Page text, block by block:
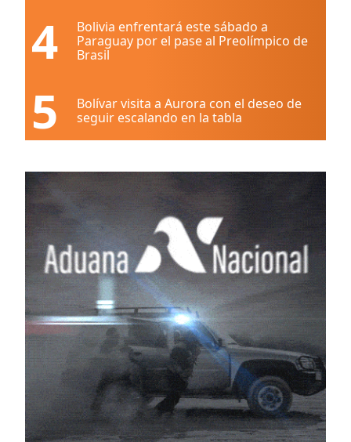
4
Bolivia enfrentará este sábado a
Paraguay por el pase al Preolímpico de
Brasil
5
Bolívar visita a Aurora con el deseo de
seguir escalando en la tabla